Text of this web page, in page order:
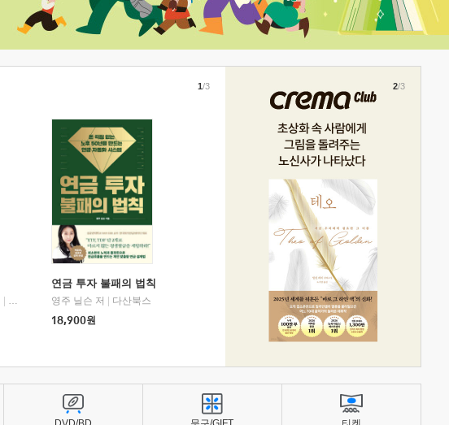
북다
연금 투자 불패의 법칙
영주 닐슨 저
다산북스
18,900원
1/3 2/3